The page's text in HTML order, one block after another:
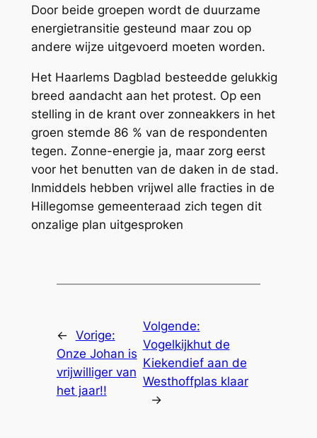
Door beide groepen wordt de duurzame
energietransitie gesteund maar zou op
andere wijze uitgevoerd moeten worden.
Het Haarlems Dagblad besteedde gelukkig
breed aandacht aan het protest. Op een
stelling in de krant over zonneakkers in het
groen stemde 86 % van de respondenten
tegen. Zonne-energie ja, maar zorg eerst
voor het benutten van de daken in de stad.
Inmiddels hebben vrijwel alle fracties in de
Hillegomse gemeenteraad zich tegen dit
onzalige plan uitgesproken
← Vorige:
Onze Johan is
vrijwilliger van
het jaar!!
Volgende:
Vogelkijkhut de
Kiekendief aan de
Westhoffplas klaar
→